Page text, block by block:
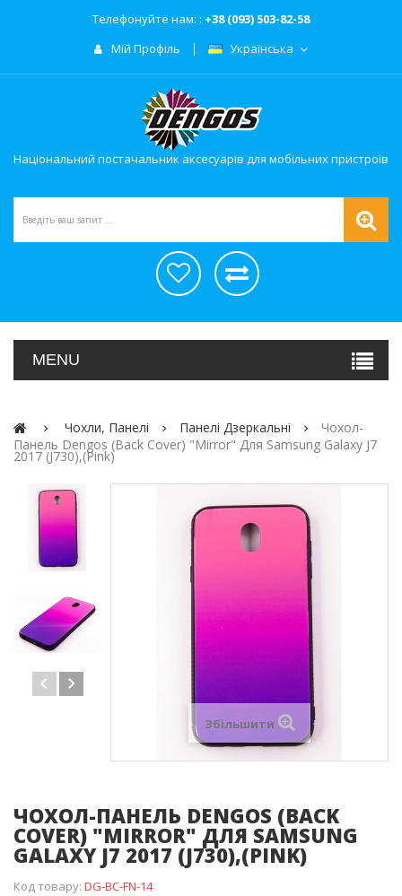
Телефонуйте нам: : +38 (093) 503-82-58
Мій Профіль
Українська
Національний постачальник аксесуарів для мобільних пристроїв
MENU
Чохли, Панелі Панелі Дзеркальні
Чохол-
Панель Dengos (Back Cover) "Mirror" Для Samsung Galaxy J7
2017 (J730),(pink)
Збільшити
ЧОХОЛ-ПАНЕЛЬ DENGOS (BACK
COVER) "MIRROR" ДЛЯ SAMSUNG
GALAXY J7 2017 (J730),(PINK)
Код товару: DG-BC-FN-14